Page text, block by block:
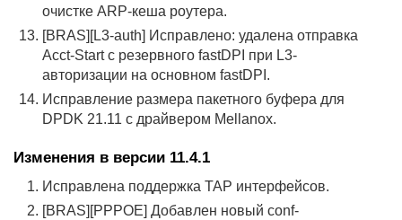
очистке ARP-кеша роутера.
[BRAS][L3-auth] Исправлено: удалена отправка
Acct-Start с резервного fastDPI при L3-
авторизации на основном fastDPI.
Исправление размера пакетного буфера для
DPDK 21.11 с драйвером Mellanox.
Изменения в версии 11.4.1
Исправлена поддержка TAP интерфейсов.
[BRAS][PPPOE] Добавлен новый conf-